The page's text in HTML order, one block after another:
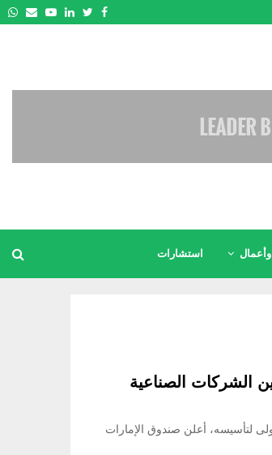
Facebook
Twitter
Linkedin
Youtube
استشارات
الشركات الصناعية
بالذكرى السنوية الأولى لتأسيسه، أعلن صندوق الإمارات